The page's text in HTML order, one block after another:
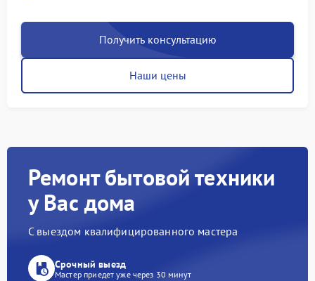
Получить консультацию
Наши цены
Ремонт бытовой техники
у Вас дома
С выездом квалифицированного мастера
Срочный выезд
Мастер приедет уже через 30 минут